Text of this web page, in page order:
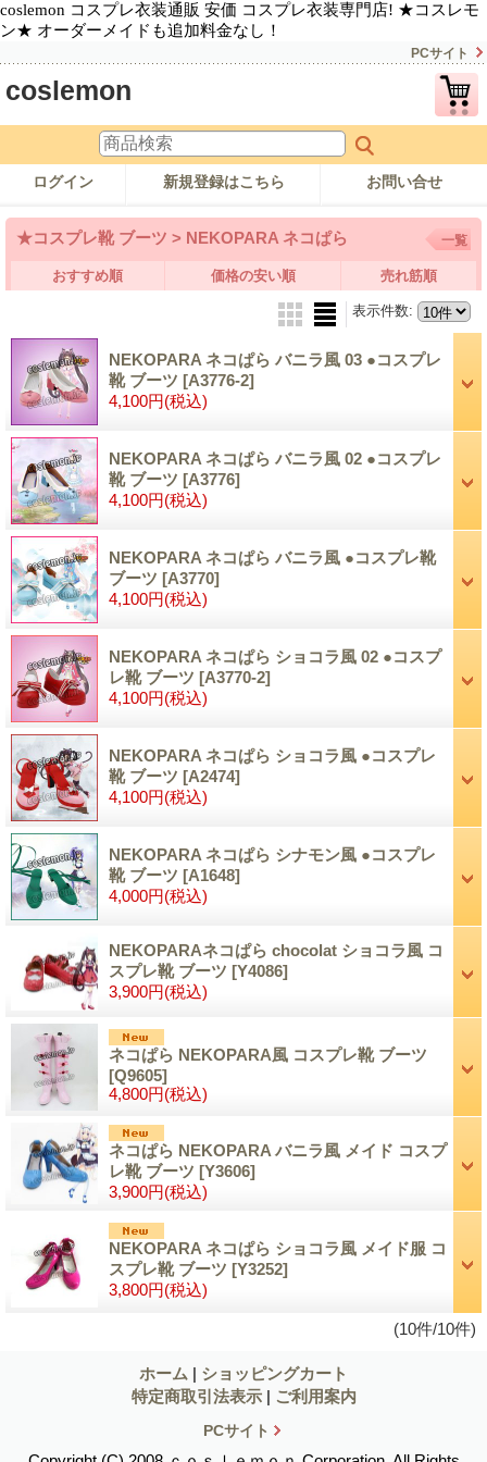
coslemon コスプレ衣装通販 安価 コスプレ衣装専門店! ★コスレモ
ン★ オーダーメイドも追加料金なし！
PCサイト
coslemon
ログイン 新規登録はこちら お問い合せ
★コスプレ靴 ブーツ > NEKOPARA ネコぱら 一覧
おすすめ順 価格の安い順 売れ筋順
表示件数:
NEKOPARA ネコぱら バニラ風 03 ●コスプレ
靴 ブーツ [A3776-2]
4,100円(税込)
NEKOPARA ネコぱら バニラ風 02 ●コスプレ
靴 ブーツ [A3776]
4,100円(税込)
NEKOPARA ネコぱら バニラ風 ●コスプレ靴
ブーツ [A3770]
4,100円(税込)
NEKOPARA ネコぱら ショコラ風 02 ●コスプ
レ靴 ブーツ [A3770-2]
4,100円(税込)
NEKOPARA ネコぱら ショコラ風 ●コスプレ
靴 ブーツ [A2474]
4,100円(税込)
NEKOPARA ネコぱら シナモン風 ●コスプレ
靴 ブーツ [A1648]
4,000円(税込)
NEKOPARAネコぱら chocolat ショコラ風 コ
スプレ靴 ブーツ [Y4086]
3,900円(税込)
ネコぱら NEKOPARA風 コスプレ靴 ブーツ
[Q9605]
4,800円(税込)
ネコぱら NEKOPARA バニラ風 メイド コスプ
レ靴 ブーツ [Y3606]
3,900円(税込)
NEKOPARA ネコぱら ショコラ風 メイド服 コ
スプレ靴 ブーツ [Y3252]
3,800円(税込)
(10件/10件)
ホーム | ショッピングカート
特定商取引法表示 | ご利用案内
PCサイト